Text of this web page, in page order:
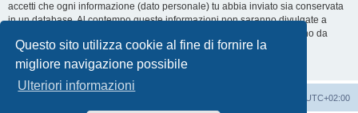
Questo sito utilizza cookie al fine di fornire la
migliore navigazione possibile
Ulteriori informazioni
accetti che ogni informazione (dato personale) tu abbia inviato sia conservata
in un database. Al contempo queste informazioni non saranno divulgate a
nessuno senza il tuo consenso, né “ModelingTime.com” o phpBB sono da
ritenersi responsabili per qualsiasi violazione al sistema che possa
compromettere queste informazioni.
UTC+02:00